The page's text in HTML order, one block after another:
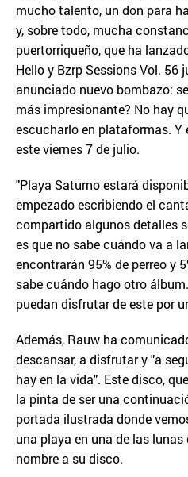
mucho talento, un don para
y, sobre todo, mucha
puertorriqueño, que ha
Hello y Bzrp Sessions Vol. 56
anunciado nuevo bombazo:
más impresionante? No hay
escucharlo en plataformas. Y
este viernes 7 de julio.
"Playa Saturno estará
empezado escribiendo el
compartido algunos detalles
es que no sabe cuándo va a
encontrarán 95% de perreo y
sabe cuándo hago otro
puedan disfrutar de este por
Además, Rauw ha
descansar, a disfrutar y "a
hay en la vida". Este disco,
la pinta de ser una
portada ilustrada donde
una playa en una de las
nombre a su disco.